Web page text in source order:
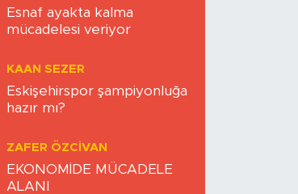
Esnaf ayakta kalma
mücadelesi veriyor
KAAN SEZER
Eskişehirspor şampiyonluğa
hazır mı?
ZAFER ÖZCIVAN
EKONOMİDE MÜCADELE
ALANI